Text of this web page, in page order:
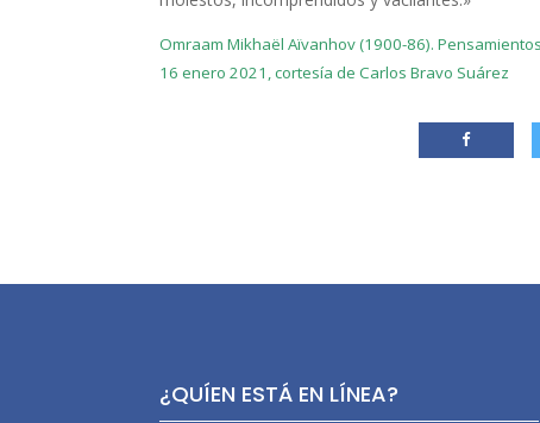
Omraam Mikhaël Aïvanhov (1900-86).
16 enero 2021, cortesía de Carlos Bravo Suárez
¿QUÍEN ESTÁ EN LÍNEA?